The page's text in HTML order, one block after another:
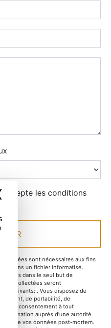
Masquer le
les conditions
sont nécessaires aux fins
dans un fichier informatisé.
dans le seul but de
collectées seront
suivants: . Vous disposez de
de portabilité, de
votre consentement à tout
réclamation auprès d’une autorité
sort de vos données post-mortem.